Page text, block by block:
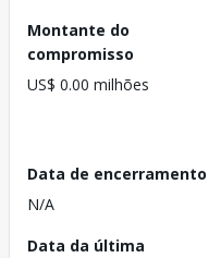
Montante do
compromisso
US$ 0.00 milhões
Data de encerramento
N/A
Data da última